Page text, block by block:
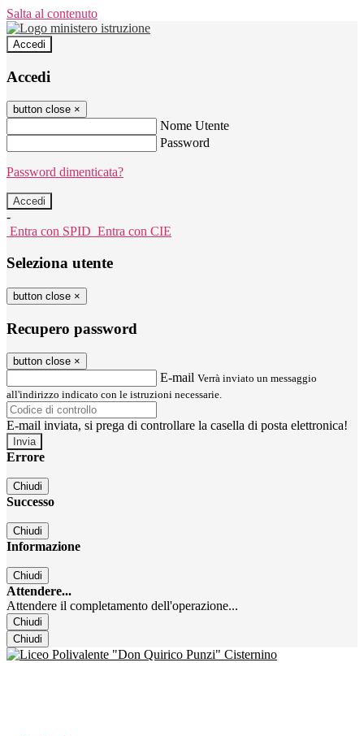
Salta al contenuto
Accedi
Accedi
button close ×
Nome Utente
Password
Password dimenticata?
-
Entra con SPID Entra con CIE
Seleziona utente
button close ×
Recupero password
button close ×
E-mail Verrà inviato un messaggio
all'indirizzo indicato con le istruzioni necessarie.
E-mail inviata, si prega di controllare la casella di posta elettronica!
Errore
Chiudi
Successo
Chiudi
Informazione
Chiudi
Attendere...
Attendere il completamento dell'operazione...
Chiudi
Chiudi